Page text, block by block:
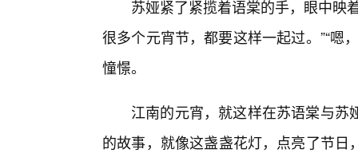
苏娅紧了紧揽着语棠的手，眼中映
很多个元宵节，都要这样一起过。”“嗯
憧憬。
江南的元宵，就这样在苏语棠与
的故事，就像这盏盏花灯，点亮了节